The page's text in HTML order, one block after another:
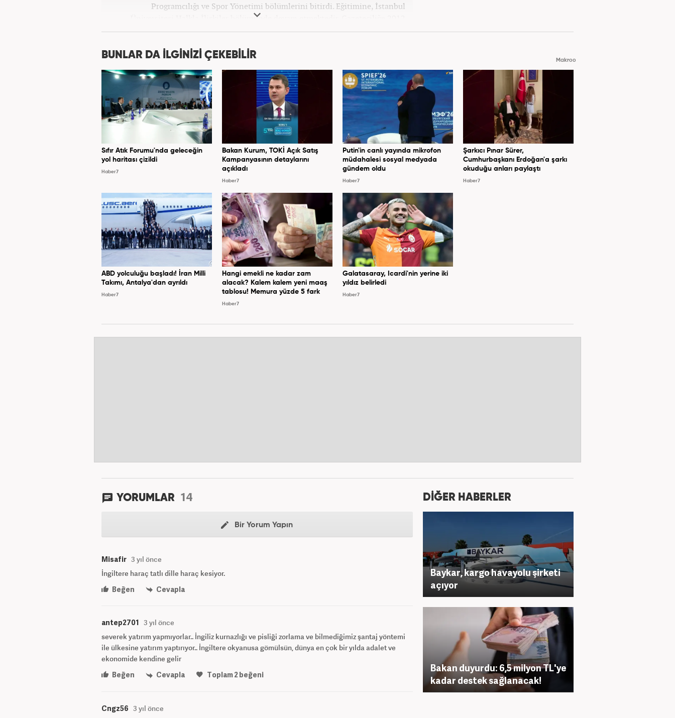
Programcılığı ve Spor Yönetimi bölümlerini bitirdi. Eğitimine, İstanbul
Üniversitesi Halkla İlişkiler bölümünde devam etmektedir. Gazeteciliğe 2012
yılında yerel haber siteleri ve yerel gazetelerde başladı. Gündem, Magazin
muhabirlik yaptıktan sonra, 2020 Eylül itibariyle Haber7'de 'Gündem Editörü'
BUNLAR DA İLGİNİZİ ÇEKEBİLİR Makroo
Sıfır Atık Forumu'nda geleceğin
yol haritası çizildi
Haber7
Bakan Kurum, TOKİ Açık Satış
Kampanyasının detaylarını
açıkladı
Haber7
Putin'in canlı yayında mikrofon
müdahalesi sosyal medyada
gündem oldu
Haber7
Şarkıcı Pınar Sürer,
Cumhurbaşkanı Erdoğan'a şarkı
okuduğu anları paylaştı
Haber7
ABD yolculuğu başladı! İran Milli
Takımı, Antalya'dan ayrıldı
Haber7
Hangi emekli ne kadar zam
alacak? Kalem kalem yeni maaş
tablosu! Memura yüzde 5 fark
Haber7
Galatasaray, Icardi'nin yerine iki
yıldız belirledi
Haber7
YORUMLAR 14
Bir Yorum Yapın
Misafir 3 yıl önce
İngiltere haraç tatlı dille haraç kesiyor.
Beğen
Cevapla
antep2701 3 yıl önce
severek yatırım yapmıyorlar.. İngiliz kurnazlığı ve pisliği zorlama ve bilmediğimiz şantaj yöntemi
ile ülkesine yatırım yaptırıyor.. İngiltere okyanusa gömülsün, dünya en çok bir yılda adalet ve
ekonomide kendine gelir
Beğen
Cevapla Toplam2beğeni
Cngz56 3 yıl önce
DİĞER HABERLER
Baykar, kargo havayolu şirketi
açıyor
Bakan duyurdu: 6,5 milyon TL'ye
kadar destek sağlanacak!